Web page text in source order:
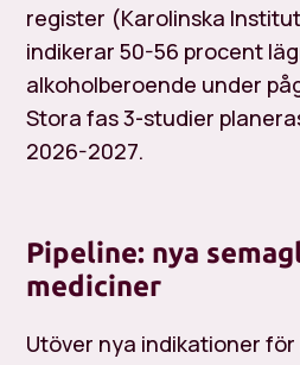
register (Karolinska
indikerar 50-56 procent
alkoholberoende under
Stora fas 3-studier
2026-2027.
Pipeline: nya
mediciner
Utöver nya indikationer